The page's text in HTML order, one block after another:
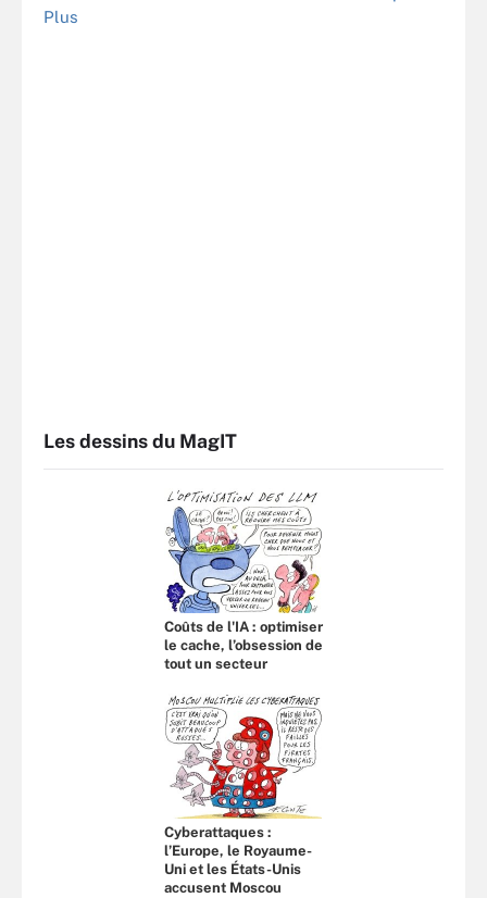
Plus
Les dessins du MagIT
Coûts de l'IA : optimiser
le cache, l’obsession de
tout un secteur
Cyberattaques :
l’Europe, le Royaume-
Uni et les États-Unis
accusent Moscou